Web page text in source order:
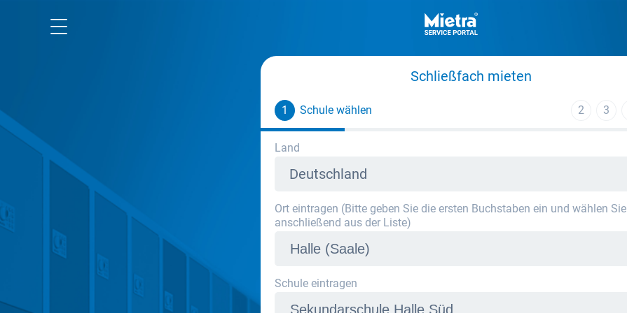
Schließfach mieten
1 Schule wählen 2 3
Land
Deutschland
Ort eintragen (Bitte geben Sie die ersten Buchstaben ein und wählen Sie
anschließend aus der Liste)
Schule eintragen